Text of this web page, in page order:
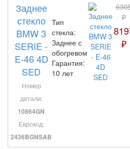
Заднее
стекло
BMW 3
SERIE -
E-46 4D
SED
Номер
детали:
10864GN
Еврокод:
2436BGNSAB
Тип
стекла:
Заднее с
обогревом
Гарантия:
10 лет
₽
₽